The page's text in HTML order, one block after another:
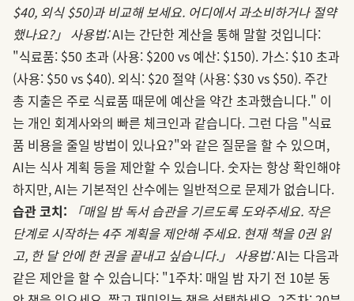
$40, 외식 $50)과 비교해 보세요. 어디에서 과소비하거나 절약
했나요?」 사용법:AI는 간단한 계산을 통해 말할 것입니다:
"식료품: $50 초과 (사용: $200 vs 예산: $150). 가스: $10 초과
(사용: $50 vs $40). 외식: $20 절약 (사용: $30 vs $50). 주간
총 지출은 주로 식료품 때문에 예산을 약간 초과했습니다." 이
는 개인 회계사와의 빠른 체크인과 같습니다. 그런 다음 "식료
품 비용을 줄일 방법이 있나요?"와 같은 질문을 할 수 있으며,
AI는 식사 계획 등을 제안할 수 있습니다. 숫자는 항상 확인해야
하지만, AI는 기본적인 산수에는 일반적으로 문제가 없습니다.
습관 코치:
「매일 밤 독서 습관을 기르도록 도와주세요. 작은
단계로 시작하는 4주 계획을 제안해 주세요. 현재 책을 0권 읽
고, 한 달 안에 한 권을 끝내고 싶습니다.」 사용법:AI는 다음과
같은 제안을 할 수 있습니다: "1주차: 매일 밤 자기 전 10분 동